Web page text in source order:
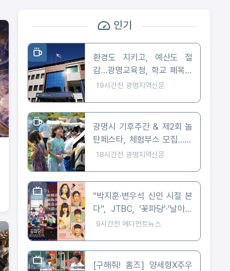
인기
환경도 지키고, 예산도 절
감...광명교육청, 학교 폐목재
무상위탁처리 지원
19시간전 광명지역신문
광명시 기후주간 & 제2회 놀
탄페스타, 체험부스 모집…10
월 24일 개최
18시간전 광명지역신문
"박지훈·변우석 신인 시절 본
다", JTBC, '꽃파당'·'날아올
라라 나비' 잇따라 편성
9시간전 메디먼트뉴스
[구해줘! 홈즈] 양세형X주우